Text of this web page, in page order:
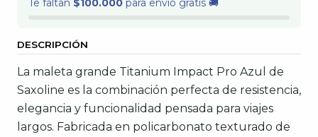
Te faltan $100.000 para envío gratis 🚚
DESCRIPCIÓN
La maleta grande Titanium Impact Pro Azul de
Saxoline es la combinación perfecta de resistencia,
elegancia y funcionalidad pensada para viajes
largos. Fabricada en policarbonato texturado de